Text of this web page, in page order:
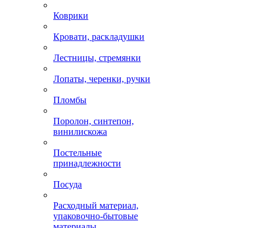
Коврики
Кровати, раскладушки
Лестницы, стремянки
Лопаты, черенки, ручки
Пломбы
Поролон, синтепон,
винилискожа
Постельные
принадлежности
Посуда
Расходный материал,
упаковочно-бытовые